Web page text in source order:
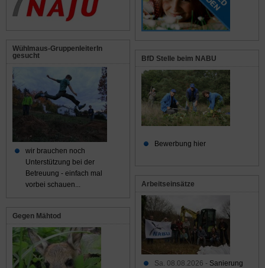
BfD Stelle beim NABU
Bewerbung hier
Arbeitseinsätze
Sa. 08.08.2026 - Sanierung
Wühlmaus-GruppenleiterIn
gesucht
wir brauchen noch
Unterstützung bei der
Betreuung - einfach mal
vorbei schauen...
Gegen Mähtod